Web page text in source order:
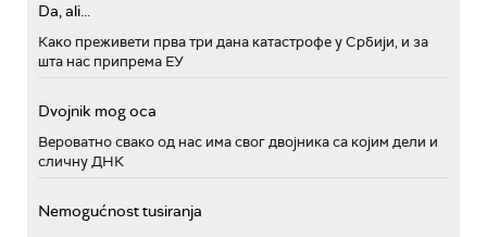
Da, ali...
Како преживети прва три дана катастрофе у Србији, и за
шта нас припрема ЕУ
Dvojnik mog oca
Вероватно свако од нас има свог двојника са којим дели и
сличну ДНК
Nemogućnost tusiranja